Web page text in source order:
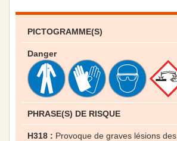
PICTOGRAMME(S)
Danger
PHRASE(S) DE RISQUE
H318 : Provoque de graves lésions